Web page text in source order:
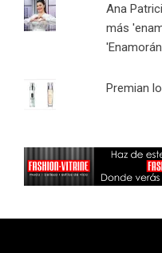
Ana
más
Premian